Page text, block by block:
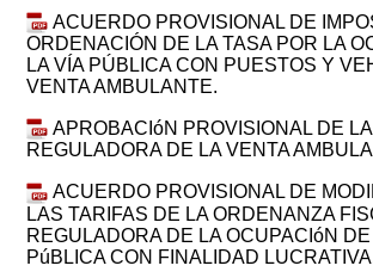
ACUERDO PROVISIONAL DE
ORDENACIÓN DE LA TASA POR LA
LA VÍA PÚBLICA CON PUESTOS Y
VENTA AMBULANTE.
APROBACIóN PROVISIONAL DE
REGULADORA DE LA VENTA
ACUERDO PROVISIONAL DE
LAS TARIFAS DE LA ORDENANZA
REGULADORA DE LA OCUPACIóN
PúBLICA CON FINALIDAD